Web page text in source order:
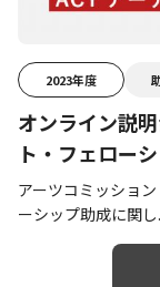
2023年度
オンライン説
ト・フェロー
アーツコミッショ
ーシップ助成に関し